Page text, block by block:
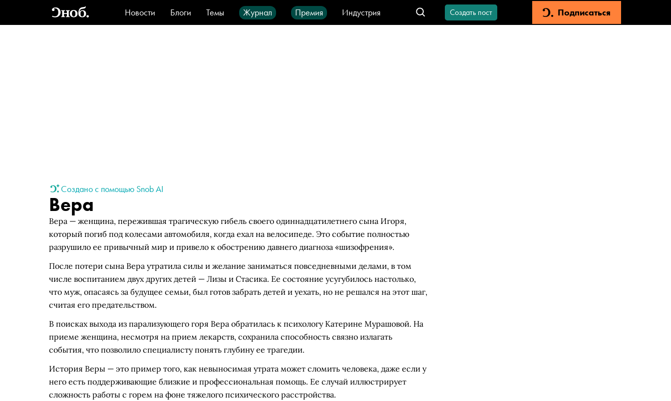
Новости Блоги Темы Журнал Премия
Индустрия
Стиль
Видео Город IT-продукты
Создать пост Подписаться
Создано с помощью Snob AI
Вера
Вера — женщина, пережившая трагическую гибель своего одиннадцатилетнего сына Игоря,
который погиб под колесами автомобиля, когда ехал на велосипеде. Это событие полностью
разрушило ее привычный мир и привело к обострению давнего диагноза «шизофрения».
После потери сына Вера утратила силы и желание заниматься повседневными делами, в том
числе воспитанием двух других детей — Лизы и Стасика. Ее состояние усугубилось настолько,
что муж, опасаясь за будущее семьи, был готов забрать детей и уехать, но не решался на этот шаг,
считая его предательством.
В поисках выхода из парализующего горя Вера обратилась к психологу Катерине Мурашовой. На
приеме женщина, несмотря на прием лекарств, сохранила способность связно излагать
события, что позволило специалисту понять глубину ее трагедии.
История Веры — это пример того, как невыносимая утрата может сломить человека, даже если у
него есть поддерживающие близкие и профессиональная помощь. Ее случай иллюстрирует
сложность работы с горем на фоне тяжелого психического расстройства.